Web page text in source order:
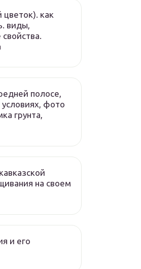
как
виды,
полосе,
фото
грунта,
на своем
и его